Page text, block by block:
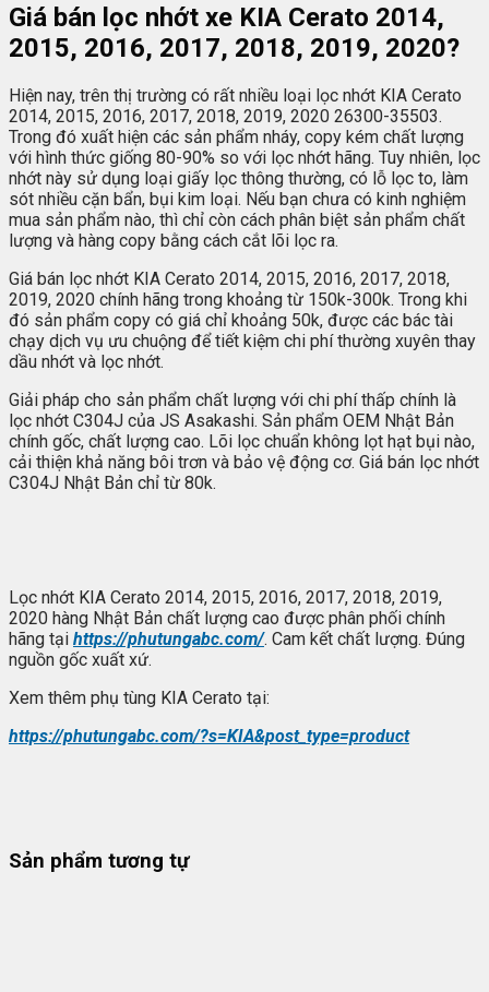
Giá bán lọc nhớt xe KIA Cerato 2014,
2015, 2016, 2017, 2018, 2019, 2020?
Hiện nay, trên thị trường có rất nhiều loại lọc nhớt KIA Cerato
2014, 2015, 2016, 2017, 2018, 2019, 2020 26300-35503.
Trong đó xuất hiện các sản phẩm nháy, copy kém chất lượng
với hình thức giống 80-90% so với lọc nhớt hãng. Tuy nhiên, lọc
nhớt này sử dụng loại giấy lọc thông thường, có lỗ lọc to, làm
sót nhiều cặn bẩn, bụi kim loại. Nếu bạn chưa có kinh nghiệm
mua sản phẩm nào, thì chỉ còn cách phân biệt sản phẩm chất
lượng và hàng copy bằng cách cắt lõi lọc ra.
Giá bán lọc nhớt KIA Cerato 2014, 2015, 2016, 2017, 2018,
2019, 2020 chính hãng trong khoảng từ 150k-300k. Trong khi
đó sản phẩm copy có giá chỉ khoảng 50k, được các bác tài
chạy dịch vụ ưu chuộng để tiết kiệm chi phí thường xuyên thay
dầu nhớt và lọc nhớt.
Giải pháp cho sản phẩm chất lượng với chi phí thấp chính là
lọc nhớt C304J của JS Asakashi. Sản phẩm OEM Nhật Bản
chính gốc, chất lượng cao. Lõi lọc chuẩn không lọt hạt bụi nào,
cải thiện khả năng bôi trơn và bảo vệ động cơ. Giá bán lọc nhớt
C304J Nhật Bản chỉ từ 80k.
Lọc nhớt KIA Cerato 2014, 2015, 2016, 2017, 2018, 2019,
2020 hàng Nhật Bản chất lượng cao được phân phối chính
hãng tại https://phutungabc.com/. Cam kết chất lượng. Đúng
nguồn gốc xuất xứ.
Xem thêm phụ tùng KIA Cerato tại:
https://phutungabc.com/?s=KIA&post_type=product
Sản phẩm tương tự